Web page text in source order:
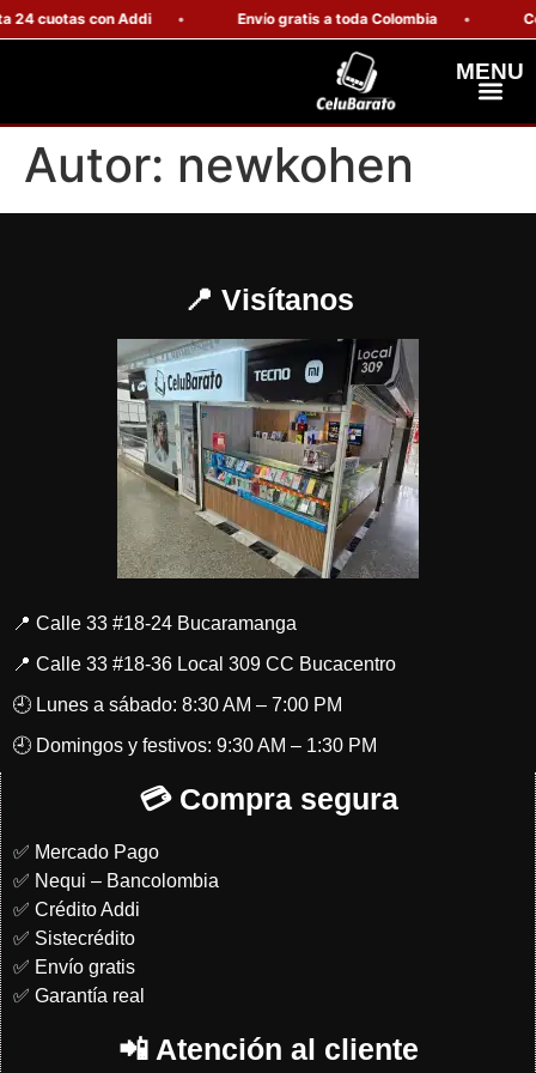
24 cuotas con Addi Envío gratis a toda Colombia
MENU
Autor: newkohen
📍 Visítanos
📍 Calle 33 #18-24 Bucaramanga
📍 Calle 33 #18-36 Local 309 CC Bucacentro
🕘 Lunes a sábado: 8:30 AM – 7:00 PM
🕘 Domingos y festivos: 9:30 AM – 1:30 PM
💳 Compra segura
✅ Mercado Pago
✅ Nequi – Bancolombia
✅ Crédito Addi
✅ Sistecrédito
✅ Envío gratis
✅ Garantía real
📲 Atención al cliente